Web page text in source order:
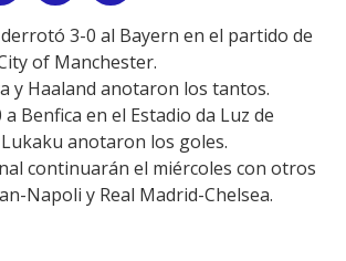
Link
3-0 al Bayern en el partido de
of Manchester.
y Haaland anotaron los tantos.
Benfica en el Estadio da Luz de
anotaron los goles.
continuarán el miércoles con otros
Napoli y Real Madrid-Chelsea.